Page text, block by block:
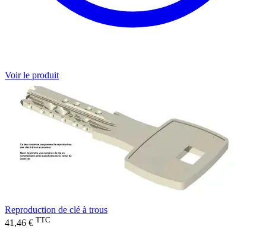
Voir le produit
Reproduction de clé à trous
41,46 € TTC